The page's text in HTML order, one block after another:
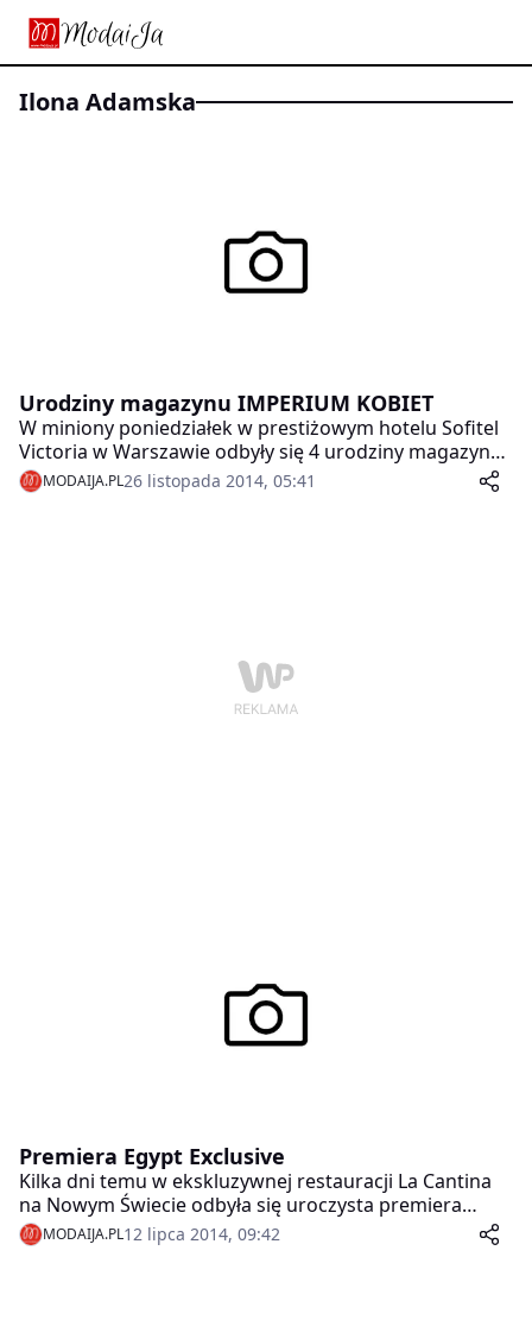
Ilona Adamska
Urodziny magazynu IMPERIUM KOBIET
W miniony poniedziałek w prestiżowym hotelu Sofitel
Victoria w Warszawie odbyły się 4 urodziny magazynu
Imperium Kobiet połączone z finałem plebiscytu
IMPERIUM URODY.
MODAIJA.PL26 listopada 2014, 05:41
Premiera Egypt Exclusive
Kilka dni temu w ekskluzywnej restauracji La Cantina
na Nowym Świecie odbyła się uroczysta premiera
trzeciego magazynu wydawnictwa I.D.MEDIA, pt. Egypt
Exclusive.
MODAIJA.PL12 lipca 2014, 09:42